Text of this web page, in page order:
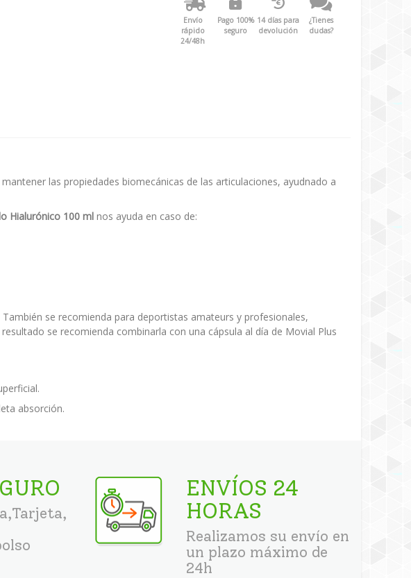
Envío
rápido
24/48h
Pago 100%
seguro
14 días para
devolución
¿Tienes
dudas?
las propiedades biomecánicas de las articulaciones, ayudnado a
Hialurónico 100 ml nos ayuda en caso de:
se recomienda para deportistas amateurs y profesionales,
se recomienda combinarla con una cápsula al día de Movial Plus
absorción.
ENVÍOS 24
HORAS
Realizamos su envío en
un plazo máximo de
24h